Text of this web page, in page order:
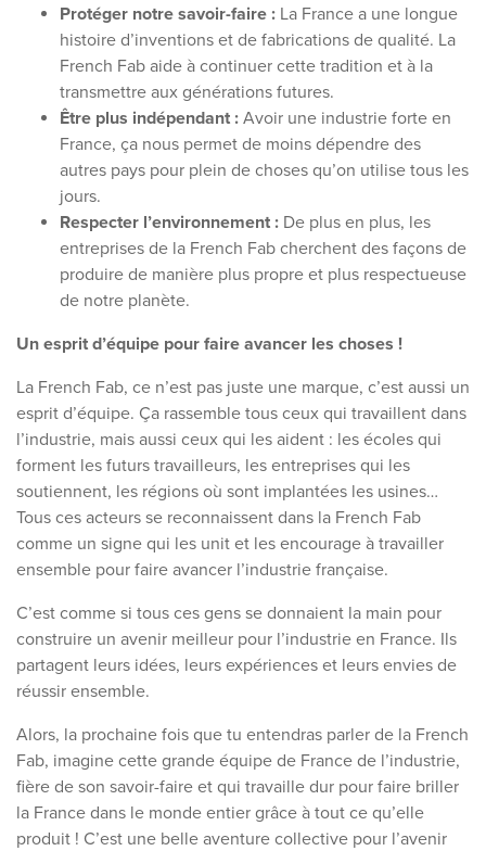
Protéger notre savoir-faire : La France a une longue
histoire d’inventions et de fabrications de qualité. La
French Fab aide à continuer cette tradition et à la
transmettre aux générations futures.
Être plus indépendant : Avoir une industrie forte en
France, ça nous permet de moins dépendre des
autres pays pour plein de choses qu’on utilise tous les
jours.
Respecter l’environnement : De plus en plus, les
entreprises de la French Fab cherchent des façons de
produire de manière plus propre et plus respectueuse
de notre planète.
Un esprit d’équipe pour faire avancer les choses !
La French Fab, ce n’est pas juste une marque, c’est aussi un
esprit d’équipe. Ça rassemble tous ceux qui travaillent dans
l’industrie, mais aussi ceux qui les aident : les écoles qui
forment les futurs travailleurs, les entreprises qui les
soutiennent, les régions où sont implantées les usines…
Tous ces acteurs se reconnaissent dans la French Fab
comme un signe qui les unit et les encourage à travailler
ensemble pour faire avancer l’industrie française.
C’est comme si tous ces gens se donnaient la main pour
construire un avenir meilleur pour l’industrie en France. Ils
partagent leurs idées, leurs expériences et leurs envies de
réussir ensemble.
Alors, la prochaine fois que tu entendras parler de la French
Fab, imagine cette grande équipe de France de l’industrie,
fière de son savoir-faire et qui travaille dur pour faire briller
la France dans le monde entier grâce à tout ce qu’elle
produit ! C’est une belle aventure collective pour l’avenir